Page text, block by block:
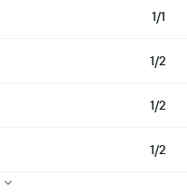
1/1
1/2
1/2
1/2